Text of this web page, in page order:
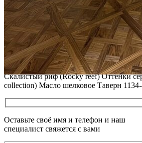
РЕСТАВРАЦИЯ НЕБОЛЬШИХ
ПОЛЫ, ПОКРЫТЫЕ МАСЛОМ И
Читать полностью
12.01.2026
Все новости о Coswick
Паркет елка COSWICK Французская
Скалистый риф (Rocky reef) Оттенки
collection) Масло шелковое Таверн
Оставьте своё имя и телефон и наш
специалист свяжется с вами